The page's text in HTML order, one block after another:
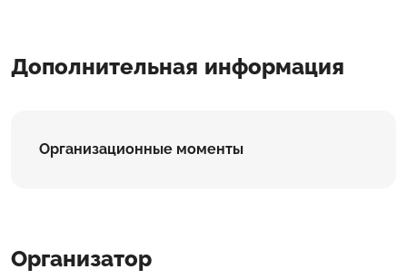
Дополнительная информация
Организационные моменты
Организатор